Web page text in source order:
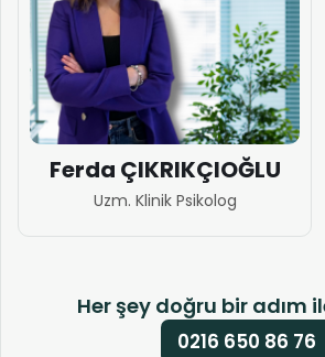
Ferda ÇIKRIKÇIOĞLU
Uzm. Klinik Psikolog
Her şey doğru bir adım
0216 650 86 76